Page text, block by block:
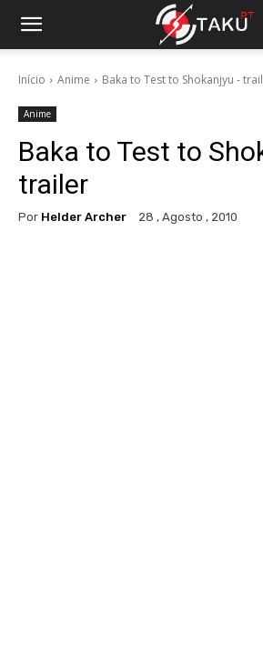
Início Anime Baka to Test to Shokanjyu -
Anime
Baka to Test to
trailer
Por Helder Archer 28 , Agosto , 2010